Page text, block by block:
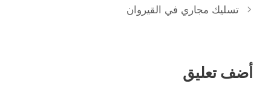
تسليك مجاري في القيروان
أضف تعليق